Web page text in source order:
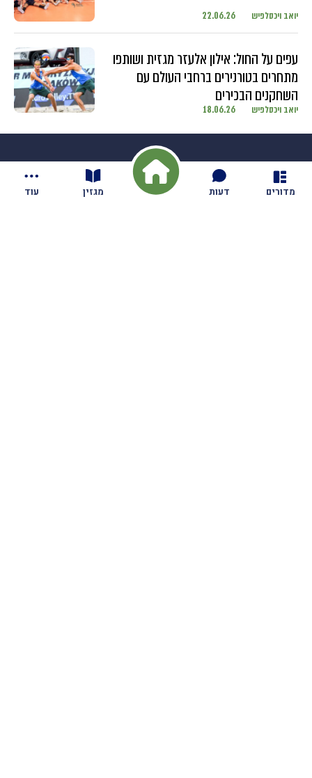
מדורים דעות מגזין עוד
יואב ויכסלפיש 22.06.26
עפים על החול: אילון אלעזר מגזית ושותפו
מתחרים בטורנירים ברחבי העולם עם
השחקנים הבכירים
יואב ויכסלפיש 18.06.26